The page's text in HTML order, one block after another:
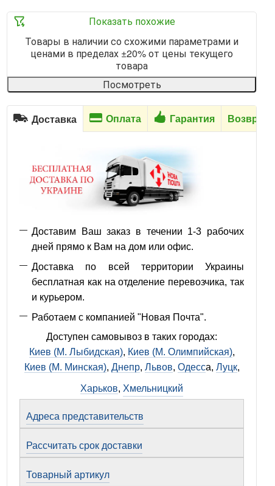
Показать похожие
Товары в наличии со схожими параметрами и
ценами в пределах ±20% от цены текущего
товара
Посмотреть
Доставка Оплата Гарантия Возврат
Доставим Ваш заказ в течении 1-3 рабочих
дней прямо к Вам на дом или офис.
Доставка по всей территории Украины
бесплатная как на отделение перевозчика, так
и курьером.
Работаем с компанией "Новая Почта".
Доступен самовывоз в таких городах:
Киев (М. Лыбидская), Киев (М. Олимпийская),
Киев (М. Минская), Днепр, Львов, Одесса, Луцк,
Харьков, Хмельницкий
Адреса представительств
Рассчитать срок доставки
Товарный артикул